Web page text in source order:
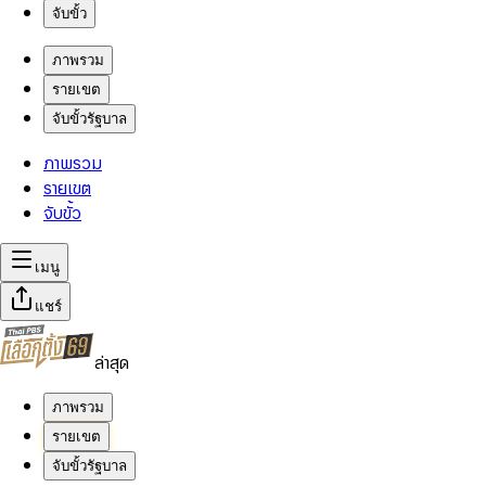
จับขั้ว
ภาพรวม
รายเขต
จับขั้วรัฐบาล
ภาพรวม
รายเขต
จับขั้ว
เมนู
แชร์
ล่าสุด
ภาพรวม
รายเขต
จับขั้วรัฐบาล